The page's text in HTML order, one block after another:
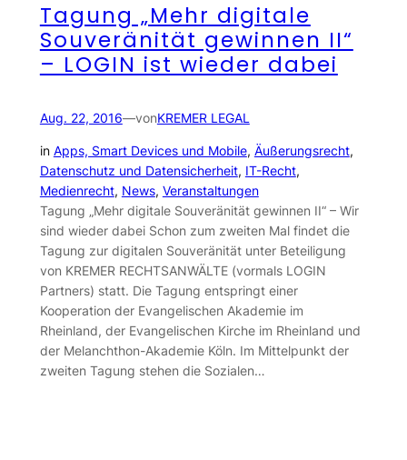
Tagung „Mehr digitale
Souveränität gewinnen II“
– LOGIN ist wieder dabei
Aug. 22, 2016—vonKREMER LEGAL
in Apps, Smart Devices und Mobile, Äußerungsrecht
Datenschutz und Datensicherheit, IT-Recht
Medienrecht, News, Veranstaltungen
Tagung „Mehr digitale Souveränität gewinnen II“ – Wir
sind wieder dabei Schon zum zweiten Mal findet die
Tagung zur digitalen Souveränität unter Beteiligung
von KREMER RECHTSANWÄLTE (vormals LOGIN
Partners) statt. Die Tagung entspringt einer
Kooperation der Evangelischen Akademie im
Rheinland, der Evangelischen Kirche im Rheinland und
der Melanchthon-Akademie Köln. Im Mittelpunkt der
zweiten Tagung stehen die Sozialen…